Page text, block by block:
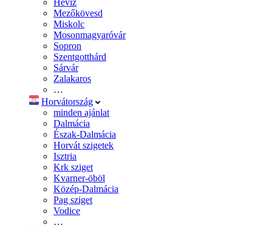
Hévíz
Mezőkövesd
Miskolc
Mosonmagyaróvár
Sopron
Szentgotthárd
Sárvár
Zalakaros
…
Horvátország
minden ajánlat
Dalmácia
Észak-Dalmácia
Horvát szigetek
Isztria
Krk sziget
Kvarner-öböl
Közép-Dalmácia
Pag sziget
Vodice
…